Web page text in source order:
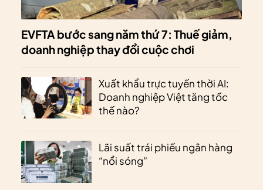
EVFTA bước sang năm thứ 7: Thuế giảm,
doanh nghiệp thay đổi cuộc chơi
Xuất khẩu trực tuyến thời AI:
Doanh nghiệp Việt tăng tốc
thế nào?
Lãi suất trái phiếu ngân hàng
“nổi sóng”